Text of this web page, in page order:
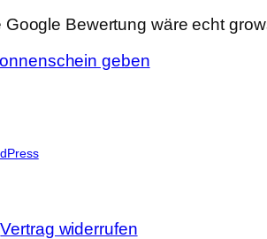
Bewertung wäre echt
geben
Vertrag widerrufen